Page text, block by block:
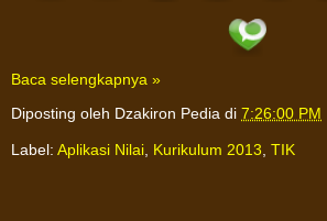
Baca selengkapnya »
Diposting oleh Dzakiron Pedia di 7:26:00 PM
Label: Aplikasi Nilai Kurikulum 2013 TIK